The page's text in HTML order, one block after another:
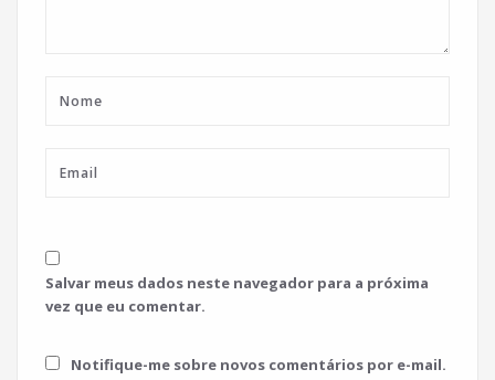
Salvar meus dados neste navegador para a próxima
vez que eu comentar.
Notifique-me sobre novos comentários por e-mail.